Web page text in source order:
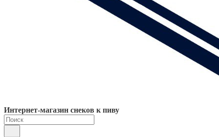
Интернет-магазин снеков к пиву